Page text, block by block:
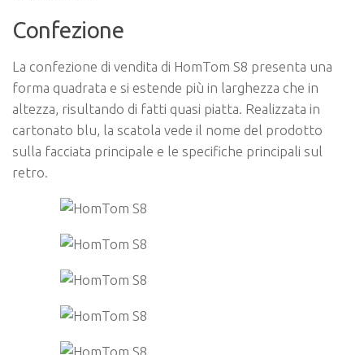
Confezione
La confezione di vendita di HomTom S8 presenta una
forma quadrata e si estende più in larghezza che in
altezza, risultando di fatti quasi piatta. Realizzata in
cartonato blu, la scatola vede il nome del prodotto
sulla facciata principale e le specifiche principali sul
retro.